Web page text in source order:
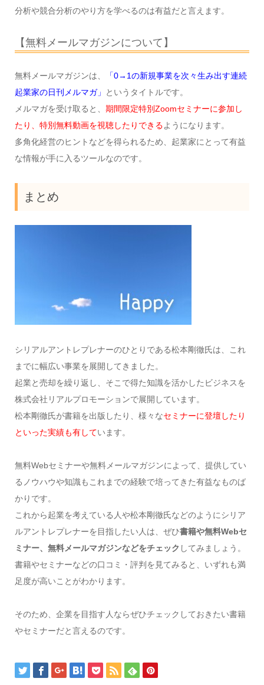
分析や競合分析のやり方を学べるのは有益だと言えます。
【無料メールマガジンについて】
無料メールマガジンは、
「0→1の新規事業を次々生み出す連続
起業家の日刊メルマガ」
というタイトルです。
メルマガを受け取ると、 期間限定特別Zoomセミナーに参加し
たり、特別無料動画を視聴したりできるようになります。
多角化経営のヒントなどを得られるため、起業家にとって有益
な情報が手に入るツールなのです。
まとめ
シリアルアントレプレナーのひとりである松本剛徹氏は、これ
までに幅広い事業を展開してきました。
起業と売却を繰り返し、そこで得た知識を活かしたビジネスを
株式会社リアルプロモーションで展開しています。
松本剛徹氏が書籍を出版したり、様々なセミナーに登壇したり
といった実績も有しています。
無料Webセミナーや無料メールマガジンによって、提供してい
るノウハウや知識もこれまでの経験で培ってきた有益なものば
かりです。
これから起業を考えている人や松本剛徹氏などのようにシリア
ルアントレプレナーを目指したい人は、ぜひ書籍や無料Webセ
ミナー、無料メールマガジンなどをチェック してみましょう。
書籍やセミナーなどの口コミ・評判を見てみると、いずれも満
足度が高いことがわかります。
そのため、企業を目指す人ならぜひチェックしておきたい書籍
やセミナーだと言えるのです。